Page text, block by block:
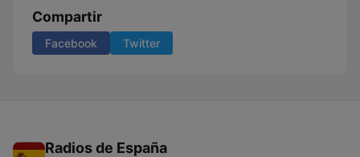
Compartir
Facebook Twitter
Radios de España